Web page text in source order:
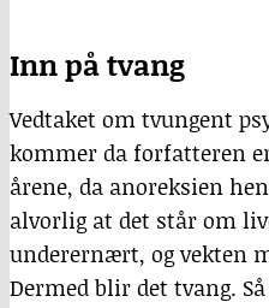
Inn på tvang
Vedtaket om tvungent
kommer da forfatteren
årene, da anoreksien
alvorlig at det står om
underernært, og vekten
Dermed blir det tvang.